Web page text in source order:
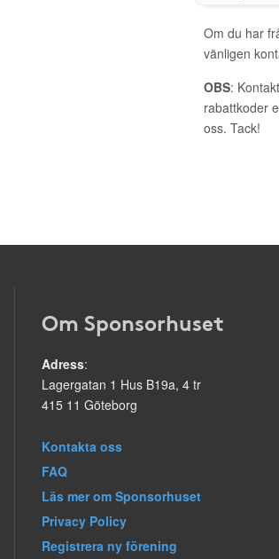
Om du har
vänligen
OBS:
rabattkoder
oss. Tack!
Om Sponsorhuset
Adress:
Lagergatan 1 Hus B19a, 4 tr
415 11 Göteborg
Kontakta oss
FAQ
Läs mer om Sponsorhuset
Privacy Policy
Registrera ny förening